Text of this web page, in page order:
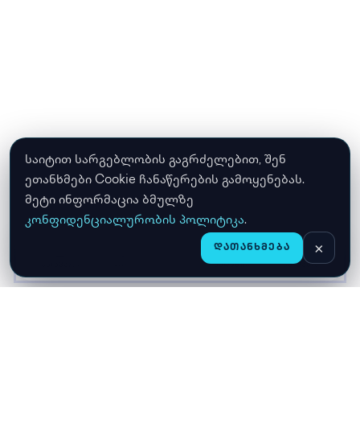
საიტით სარგებლობის გაგრძელებით, შენ
ეთანხმები Cookie ჩანაწერების გამოყენებას.
მეტი ინფორმაცია ბმულზე
კონფიდენციალურობის პოლიტიკა.
ᲓᲐᲗᲐᲜᲮᲛᲔᲑᲐ ×
ᲛᲐᲦᲐᲖᲘᲐ ᲙᲐᲚᲐᲗᲐ